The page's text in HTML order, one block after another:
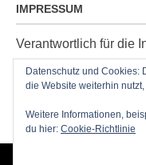
IMPRESSUM
Verantwortlich für die
Ziegelacker 20, D-
post@radioblog.eu
Technik und
Datenschutz und Cookies:
die Website weiterhin
Weitere Informationen,
du hier: Cookie-Richtlinie